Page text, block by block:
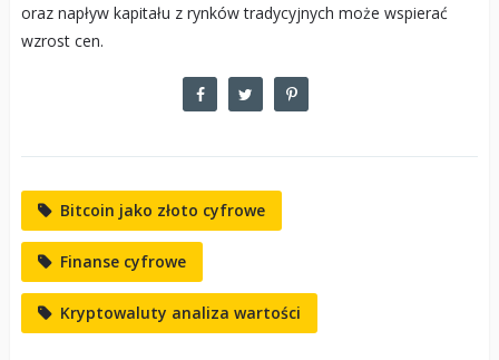
oraz napływ kapitału z rynków tradycyjnych może wspierać
wzrost cen.
Bitcoin jako złoto cyfrowe
Finanse cyfrowe
Kryptowaluty analiza wartości